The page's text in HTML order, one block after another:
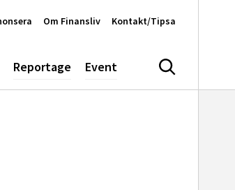
Reportage Event Sök
Om Finansliv Kontakt/Tipsa